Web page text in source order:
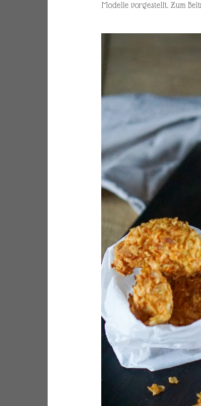
Modelle vorgestellt. Zum